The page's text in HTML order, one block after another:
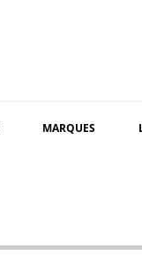
MARQUES